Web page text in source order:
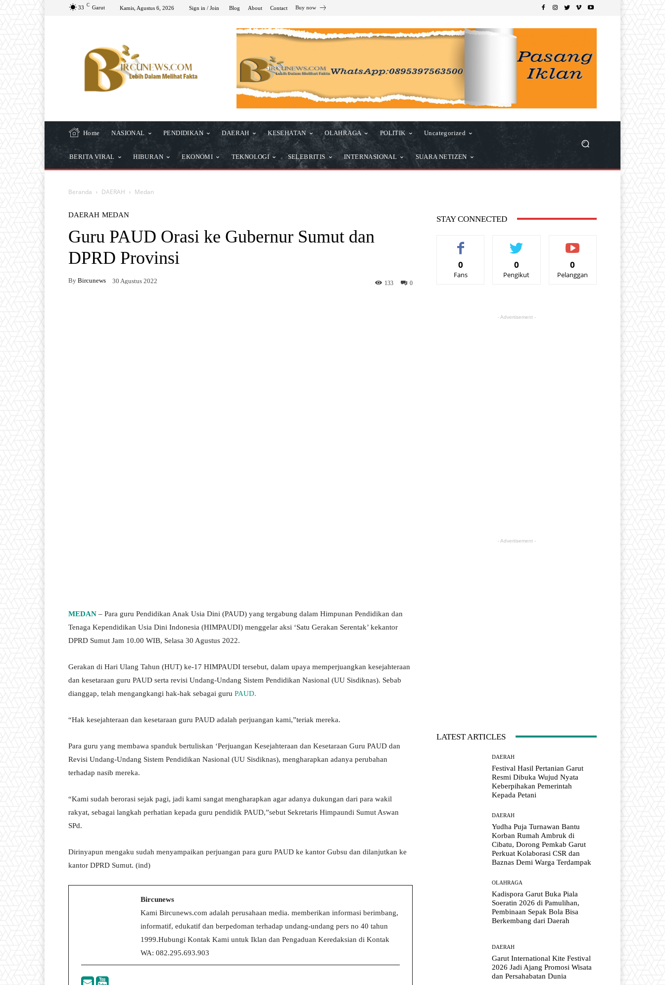
33 C Garut Kamis, Agustus 6, 2026 Sign in / Join Blog About Contact Buy now
Home NASIONAL PENDIDIKAN DAERAH KESEHATAN OLAHRAGA POLITIK Uncategorized
BERITA VIRAL HIBURAN EKONOMI TEKNOLOGI SELEBRITIS INTERNASIONAL SUARA NETIZEN
Beranda DAERAH Medan
DAERAH MEDAN
Guru PAUD Orasi ke Gubernur Sumut dan
DPRD Provinsi
By Bircunews 30 Agustus 2022 0
133
MEDAN – Para guru Pendidikan Anak Usia Dini (PAUD) yang tergabung dalam Himpunan Pendidikan dan
Tenaga Kependidikan Usia Dini Indonesia (HIMPAUDI) menggelar aksi ‘Satu Gerakan Serentak’ kekantor
DPRD Sumut Jam 10.00 WIB, Selasa 30 Agustus 2022.
Gerakan di Hari Ulang Tahun (HUT) ke-17 HIMPAUDI tersebut, dalam upaya memperjuangkan kesejahteraan
dan kesetaraan guru PAUD serta revisi Undang-Undang Sistem Pendidikan Nasional (UU Sisdiknas). Sebab
dianggap, telah mengangkangi hak-hak sebagai guru PAUD.
“Hak kesejahteraan dan kesetaraan guru PAUD adalah perjuangan kami,”teriak mereka.
Para guru yang membawa spanduk bertuliskan ‘Perjuangan Kesejahteraan dan Kesetaraan Guru PAUD dan
Revisi Undang-Undang Sistem Pendidikan Nasional (UU Sisdiknas), mengharapkan adanya perubahan
terhadap nasib mereka.
“Kami sudah berorasi sejak pagi, jadi kami sangat mengharapkan agar adanya dukungan dari para wakil
rakyat, sebagai langkah perhatian kepada guru pendidik PAUD,”sebut Sekretaris Himpaundi Sumut Aswan
SPd.
Dirinyapun mengaku sudah menyampaikan perjuangan para guru PAUD ke kantor Gubsu dan dilanjutkan ke
kantor DPRD Sumut. (ind)
Bircunews
Kami Bircunews.com adalah perusahaan media. memberikan informasi berimbang,
informatif, edukatif dan berpedoman terhadap undang-undang pers no 40 tahun
1999.Hubungi Kontak Kami untuk Iklan dan Pengaduan Keredaksian di Kontak
WA: 082.295.693.903
STAY CONNECTED
0
Fans
0
Pengikut
0
Pelanggan
- Advertisement -
- Advertisement -
LATEST ARTICLES
DAERAH
Festival Hasil Pertanian Garut
Resmi Dibuka Wujud Nyata
Keberpihakan Pemerintah
Kepada Petani
DAERAH
Yudha Puja Turnawan Bantu
Korban Rumah Ambruk di
Cibatu, Dorong Pemkab Garut
Perkuat Kolaborasi CSR dan
Baznas Demi Warga Terdampak
OLAHRAGA
Kadispora Garut Buka Piala
Soeratin 2026 di Pamulihan,
Pembinaan Sepak Bola Bisa
Berkembang dari Daerah
DAERAH
Garut International Kite Festival
2026 Jadi Ajang Promosi Wisata
dan Persahabatan Dunia